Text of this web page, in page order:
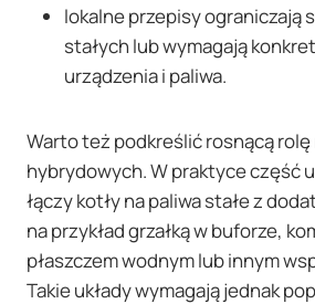
lokalne przepisy ograniczają
stałych lub wymagają
urządzenia i paliwa.
Warto też podkreślić rosnącą rolę
hybrydowych. W praktyce część
łączy kotły na paliwa stałe z
na przykład grzałką w buforze,
płaszczem wodnym lub innym
Takie układy wymagają jednak